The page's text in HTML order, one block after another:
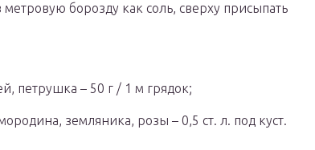
метровую борозду как соль, сверху присыпать
петрушка – 50 г / 1 м грядок;
земляника, розы – 0,5 ст. л. под куст.